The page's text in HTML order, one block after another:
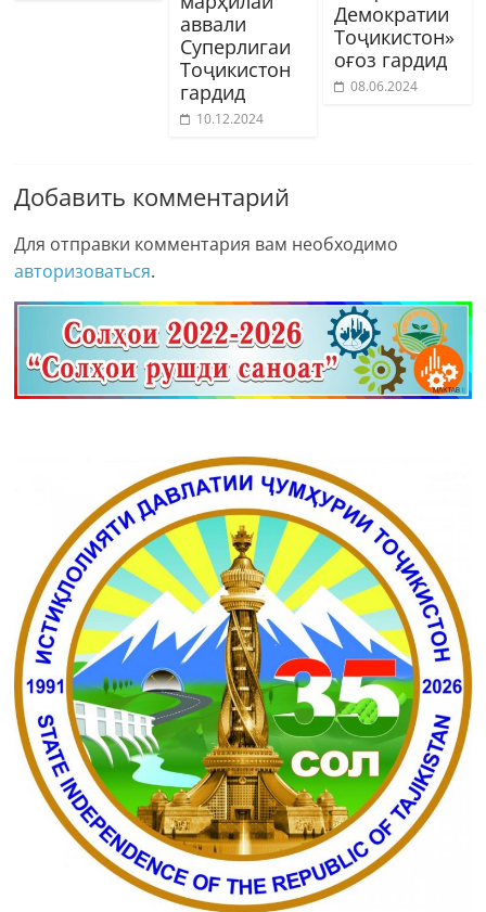
аввали
Суперлигаи
Тоҷикистон
гардид
10.12.2024
Демократии
Тоҷикистон»
оғоз гардид
08.06.2024
Добавить комментарий
Для отправки комментария вам необходимо
авторизоваться.